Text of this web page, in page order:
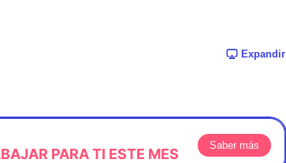
Expandir
PARA TI ESTE MES
Saber más